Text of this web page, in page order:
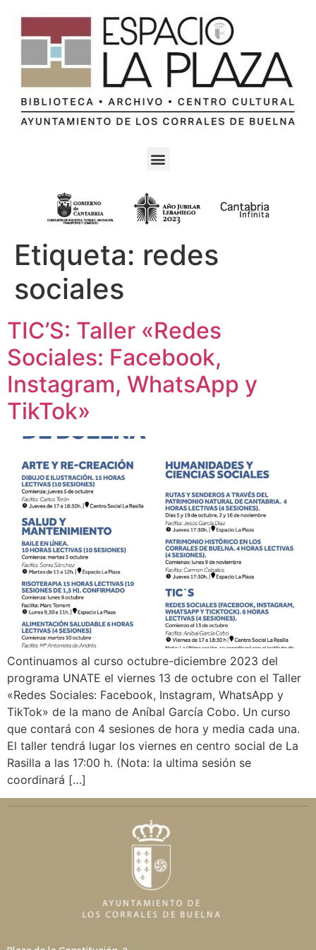
Etiqueta: redes
sociales
TIC’S: Taller «Redes
Sociales: Facebook,
Instagram, WhatsApp y
TikTok»
Continuamos al curso octubre-diciembre 2023 del
programa UNATE el viernes 13 de octubre con el Taller
«Redes Sociales: Facebook, Instagram, WhatsApp y
TikTok» de la mano de Aníbal García Cobo. Un curso
que contará con 4 sesiones de hora y media cada una.
El taller tendrá lugar los viernes en centro social de La
Rasilla a las 17:00 h. (Nota: la ultima sesión se
coordinará […]